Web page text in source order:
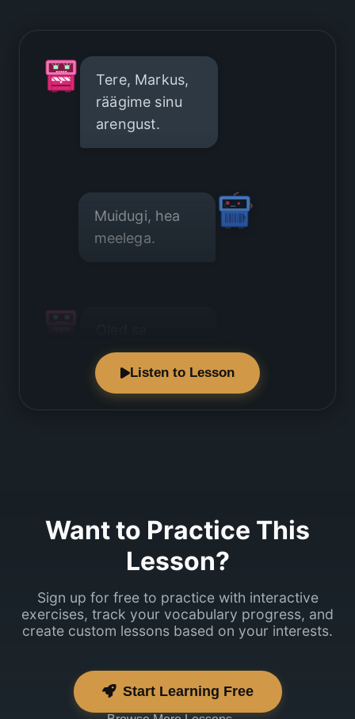
Tere, Markus,
räägime sinu
arengust.
Muidugi, hea
meelega.
mõelnud uutele
koolitustele?
Listen to Lesson
Want to Practice This
Lesson?
Sign up for free to practice with interactive
exercises, track your vocabulary progress, and
create custom lessons based on your interests.
Start Learning Free